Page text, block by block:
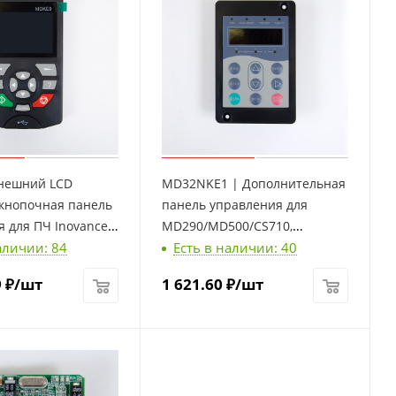
LCD
панель
для ПЧ Inovance,
84
₽/шт
MD32NKE1 | Дополнительная
панель управления для
MD290/MD500/CS710,
Inovance
Есть в наличии: 40
1 621.60 ₽/шт